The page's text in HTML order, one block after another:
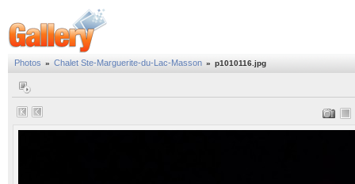
Photos » Chalet Ste-Marguerite-du-Lac-Masson » p1010116.jpg